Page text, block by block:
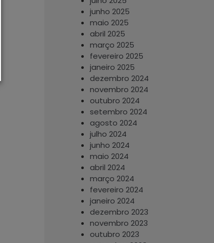
junho 2025
maio 2025
abril 2025
março 2025
fevereiro 2025
janeiro 2025
dezembro 2024
novembro 2024
outubro 2024
setembro 2024
agosto 2024
julho 2024
junho 2024
maio 2024
abril 2024
março 2024
fevereiro 2024
janeiro 2024
dezembro 2023
novembro 2023
outubro 2023